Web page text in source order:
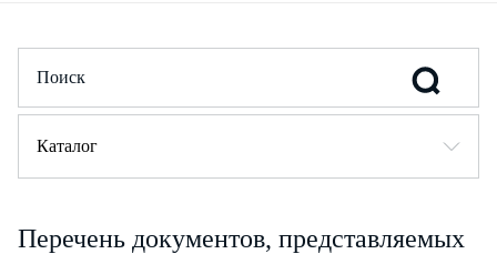
Каталог
Перечень документов, представляемых